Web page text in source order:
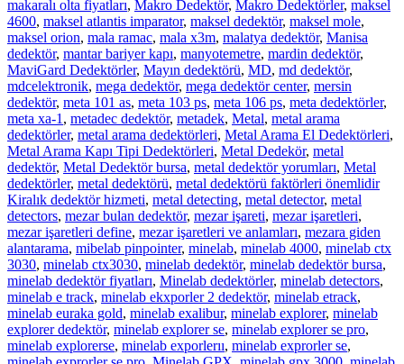
makaralı olta fiyatları, Makro Dedektör, Makro Dedektörler, maksel
4600, maksel atlantis imparator, maksel dedektör, maksel mole,
maksel orion, mala ramac, mala x3m, malatya dedektör, Manisa
dedektör, mantar bariyer kapı, manyotemetre, mardin dedektör,
MaviGard Dedektörler, Mayın dedektörü, MD, md dedektör,
mdcelektronik, mega dedektör, mega dedektör center, mersin
dedektör, meta 101 as, meta 103 ps, meta 106 ps, meta dedektörler,
meta xa-1 , metadec dedektör, metadek, Metal, metal arama
dedektörler, metal arama dedektörleri, Metal Arama El Dedektörleri,
Metal Arama Kapı Tipi Dedektörleri, Metal Dedekör, metal
dedektör, Metal Dedektör bursa, metal dedektör yorumları, Metal
dedektörler, metal dedektörü, metal dedektörü faktörleri önemlidir
Kiralık dedektör hizmeti, metal detecting, metal detector, metal
detectors, mezar bulan dedektör, mezar işareti, mezar işaretleri,
mezar işaretleri define, mezar işaretleri ve anlamları, mezara giden
alantarama, mibelab pinpointer, minelab, minelab 4000, minelab ctx
3030, minelab ctx3030, minelab dedektör, minelab dedektör bursa,
minelab dedektör fiyatları, Minelab dedektörler, minelab detectors,
minelab e track, minelab ekxporler 2 dedektör, minelab etrack,
minelab euraka gold, minelab exalibur, minelab explorer, minelab
explorer dedektör, minelab explorer se, minelab explorer se pro,
minelab explorerse, minelab exporlerıı, minelab exprorler se,